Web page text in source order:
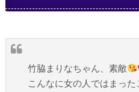
竹脇まりなちゃん、素敵
こんなに女の人ではまっ